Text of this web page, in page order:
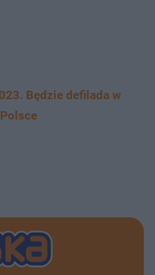
Będzie defilada w